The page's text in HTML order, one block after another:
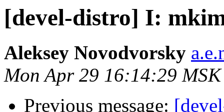
[devel-distro] I:
Aleksey Novodvorsky
Mon Apr 29 16:14:29
Previous message: